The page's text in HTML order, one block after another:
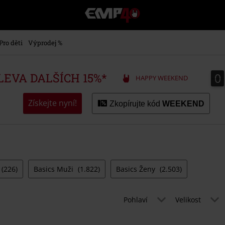
EMP
-
Hudba,
Merch
hráče,
Alternativní
Pro děti Výprodej %
DALŠÍCH 15%* HAPPY WEEKEND 0
0
Získejte nyní! Zkopírujte kód WEEKEND
(226) Basics Muži (1.822) Basics Ženy (2.503)
Pohlaví Velikost